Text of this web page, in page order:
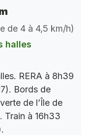
de 4 à 4,5 km/h)
halles
RERA à 8h39
Bords de
de l’Île de
Train à 16h33